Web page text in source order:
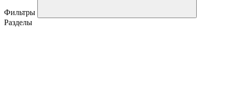
Фильтры
Разделы